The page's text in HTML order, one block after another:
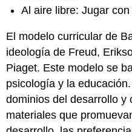
Al aire libre: Jugar
El modelo curricular de
ideología de Freud,
Piaget. Este modelo se
psicología y la
dominios del desarrollo y
materiales que